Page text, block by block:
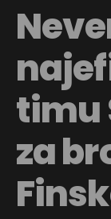
timu
za